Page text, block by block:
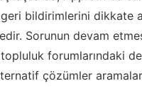
geri bildirimlerini dikkate
Sorunun devam
topluluk forumlarındaki
çözümler